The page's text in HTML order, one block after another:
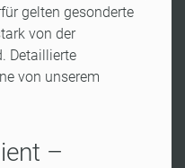
gelten gesonderte
von der
Detaillierte
von unserem
–